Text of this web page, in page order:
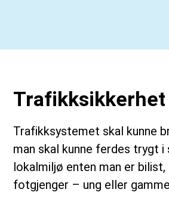
Trafikksikkerhet
Trafikksystemet skal kunne
man skal kunne ferdes trygt
lokalmiljø enten man er
fotgjenger – ung eller